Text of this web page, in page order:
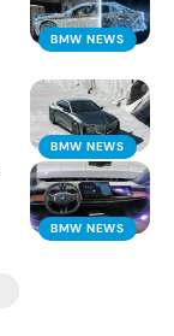
BMW NEWS
BMW NEWS
BMW NEWS